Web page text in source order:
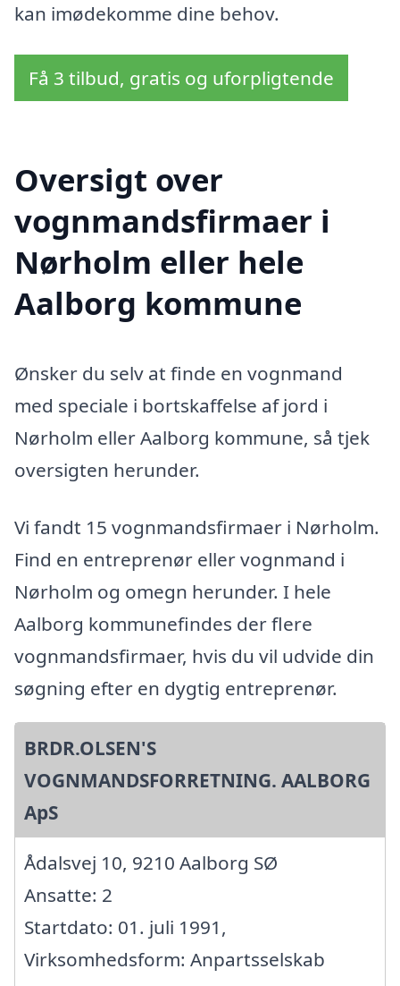
kan imødekomme dine behov.
Få 3 tilbud, gratis og uforpligtende
Oversigt over
vognmandsfirmaer i
Nørholm eller hele
Aalborg kommune
Ønsker du selv at finde en vognmand
med speciale i bortskaffelse af jord i
Nørholm eller Aalborg kommune, så tjek
oversigten herunder.
Vi fandt 15 vognmandsfirmaer i Nørholm.
Find en entreprenør eller vognmand i
Nørholm og omegn herunder. I hele
Aalborg kommunefindes der flere
vognmandsfirmaer, hvis du vil udvide din
søgning efter en dygtig entreprenør.
BRDR.OLSEN'S
VOGNMANDSFORRETNING. AALBORG
ApS
Ådalsvej 10, 9210 Aalborg SØ
Ansatte: 2
Startdato: 01. juli 1991,
Virksomhedsform: Anpartsselskab